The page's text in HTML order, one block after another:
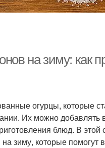
на зиму: как
огурцы, которые
Их можно добавлять
блюд. В
зиму, которые помогут